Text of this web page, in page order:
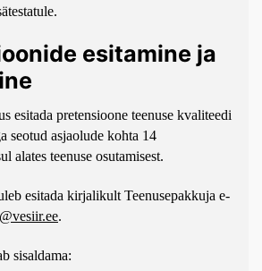
esitamine ja
esitada pretensioone teenuse kvaliteedi
seotud asjaolude kohta 14
alates teenuse osutamisest.
esitada kirjalikult Teenusepakkuja e-
.
sisaldama: